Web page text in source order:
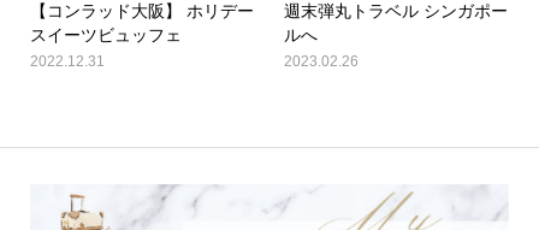
【コンラッド大阪】 ホリデー
スイーツビュッフェ
2022.12.31
週末弾丸トラベル シンガポー
ルへ
2023.02.26